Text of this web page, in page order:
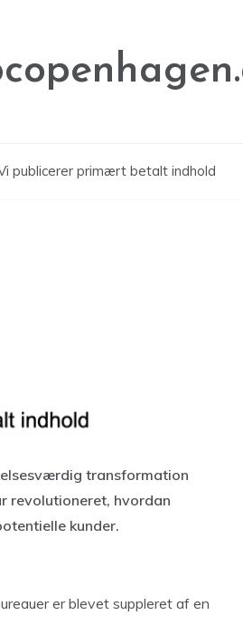
publicerer primært betalt indhold
transformation
revolutioneret, hvordan
kunder.
er blevet suppleret af en